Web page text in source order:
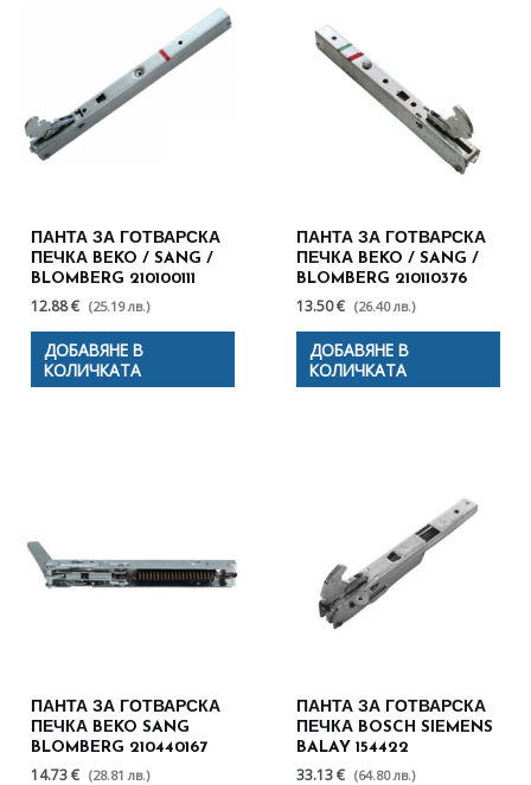
ПАНТА ЗА ГОТВАРСКА
ПЕЧКА BEKO / SANG /
BLOMBERG 210100111
12.88 € (25.19 лв.)
ДОБАВЯНЕ В
КОЛИЧКАТА
ПАНТА ЗА ГОТВАРСКА
ПЕЧКА BEKO / SANG /
BLOMBERG 210110376
13.50 € (26.40 лв.)
ДОБАВЯНЕ В
КОЛИЧКАТА
ПАНТА ЗА ГОТВАРСКА
ПЕЧКА BEKO SANG
BLOMBERG 210440167
14.73 € (28.81 лв.)
ПАНТА ЗА ГОТВАРСКА
ПЕЧКА BOSCH SIEMENS
BALAY 154422
33.13 € (64.80 лв.)